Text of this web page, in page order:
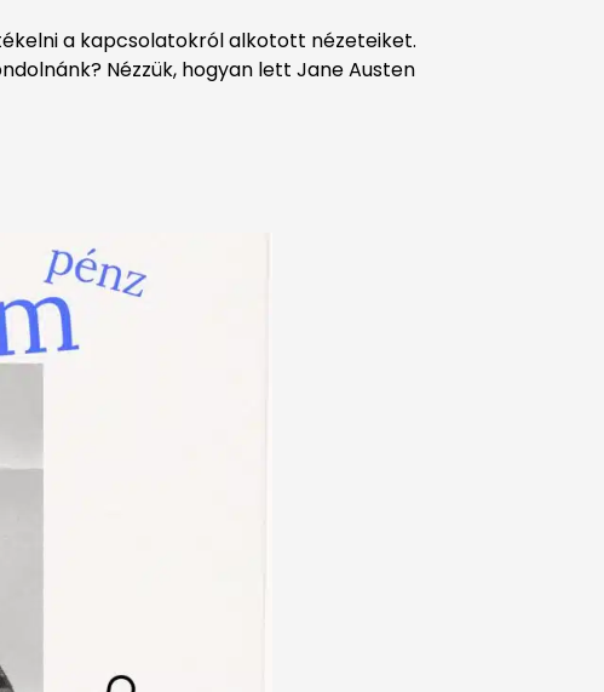
a kapcsolatokról alkotott nézeteiket.
Nézzük, hogyan lett Jane Austen